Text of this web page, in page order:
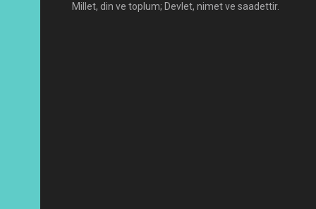
Millet, din ve toplum; Devlet, nimet ve saadettir.